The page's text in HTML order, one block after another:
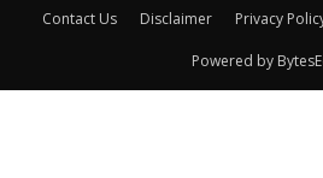
Contact Us Disclaimer Privacy
Powered by